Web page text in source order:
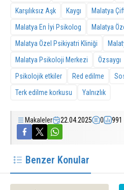
Karşılıksız Aşk
Kaygı
Malatya
Malatya En İyi Psikolog
Malatya
Malatya Özel Psikiyatri Kliniği
Malatya Psikoloji Merkezi
Özsaygı
Psikolojik etkiler
Red edilme
Terk edilme korkusu
Yalnızlık
Makaleler 22.04.2025 0 991
Benzer Konular